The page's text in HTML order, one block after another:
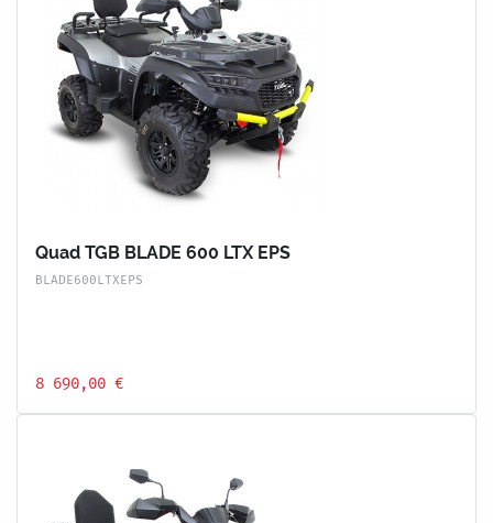
Quad TGB BLADE 600 LTX EPS
BLADE600LTXEPS
8 690,00 €